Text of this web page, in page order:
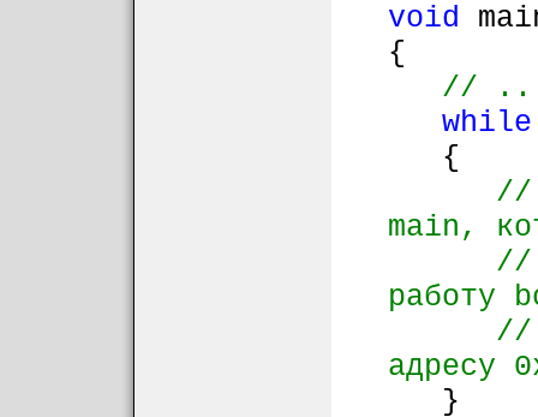
void
{
// ...
while
{
//
main,
//
работу
//
адресу
}